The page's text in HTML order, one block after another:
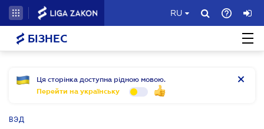
RU
БІЗНЕС
Ця сторінка доступна рідною мовою.
Перейти на українську
ВЭД